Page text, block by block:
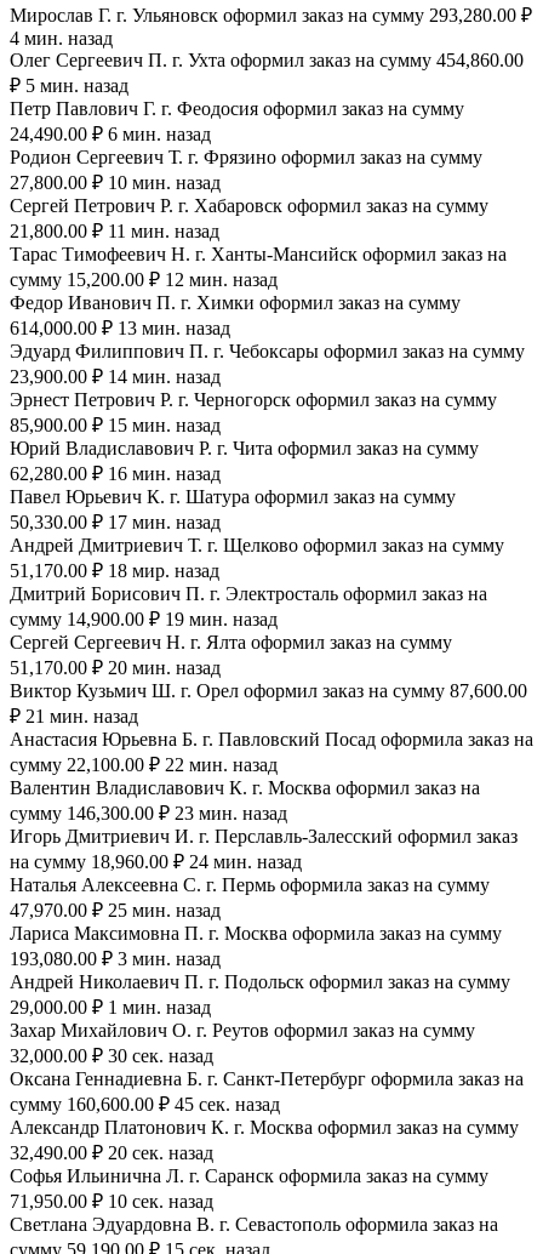
Мирослав Г. г. Ульяновск оформил заказ на сумму 293,280.00 ₽
4 мин. назад
Олег Сергеевич П. г. Ухта оформил заказ на сумму 454,860.00
₽ 5 мин. назад
Петр Павлович Г. г. Феодосия оформил заказ на сумму
24,490.00 ₽ 6 мин. назад
Родион Сергеевич Т. г. Фрязино оформил заказ на сумму
27,800.00 ₽ 10 мин. назад
Сергей Петрович Р. г. Хабаровск оформил заказ на сумму
21,800.00 ₽ 11 мин. назад
Тарас Тимофеевич Н. г. Ханты-Мансийск оформил заказ на
сумму 15,200.00 ₽ 12 мин. назад
Федор Иванович П. г. Химки оформил заказ на сумму
614,000.00 ₽ 13 мин. назад
Эдуард Филиппович П. г. Чебоксары оформил заказ на сумму
23,900.00 ₽ 14 мин. назад
Эрнест Петрович Р. г. Черногорск оформил заказ на сумму
85,900.00 ₽ 15 мин. назад
Юрий Владиславович Р. г. Чита оформил заказ на сумму
62,280.00 ₽ 16 мин. назад
Павел Юрьевич К. г. Шатура оформил заказ на сумму
50,330.00 ₽ 17 мин. назад
Андрей Дмитриевич Т. г. Щелково оформил заказ на сумму
51,170.00 ₽ 18 мир. назад
Дмитрий Борисович П. г. Электросталь оформил заказ на
сумму 14,900.00 ₽ 19 мин. назад
Сергей Сергеевич Н. г. Ялта оформил заказ на сумму
51,170.00 ₽ 20 мин. назад
Виктор Кузьмич Ш. г. Орел оформил заказ на сумму 87,600.00
₽ 21 мин. назад
Анастасия Юрьевна Б. г. Павловский Посад оформила заказ на
сумму 22,100.00 ₽ 22 мин. назад
Валентин Владиславович К. г. Москва оформил заказ на
сумму 146,300.00 ₽ 23 мин. назад
Игорь Дмитриевич И. г. Перславль-Залесский оформил заказ
на сумму 18,960.00 ₽ 24 мин. назад
Наталья Алексеевна С. г. Пермь оформила заказ на сумму
47,970.00 ₽ 25 мин. назад
Лариса Максимовна П. г. Москва оформила заказ на сумму
193,080.00 ₽ 3 мин. назад
Андрей Николаевич П. г. Подольск оформил заказ на сумму
29,000.00 ₽ 1 мин. назад
Захар Михайлович О. г. Реутов оформил заказ на сумму
32,000.00 ₽ 30 сек. назад
Оксана Геннадиевна Б. г. Санкт-Петербург оформила заказ на
сумму 160,600.00 ₽ 45 сек. назад
Александр Платонович К. г. Москва оформил заказ на сумму
32,490.00 ₽ 20 сек. назад
Софья Ильинична Л. г. Саранск оформила заказ на сумму
71,950.00 ₽ 10 сек. назад
Светлана Эдуардовна В. г. Севастополь оформила заказ на
сумму 59,190.00 ₽ 15 сек. назад